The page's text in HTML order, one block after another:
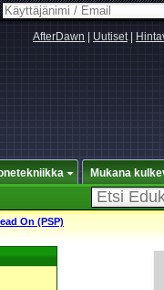
AfterDawn Uutiset|
Mukana
On (PSP)